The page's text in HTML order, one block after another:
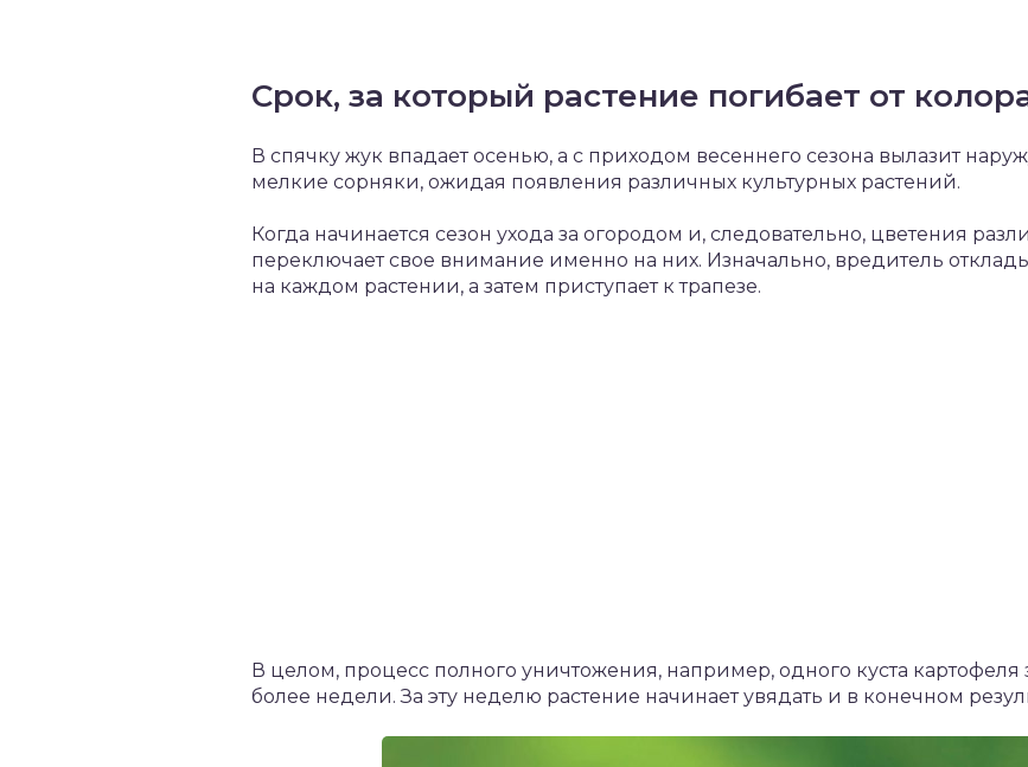
Срок, за который растение погибает от
В спячку жук впадает осенью, а с приходом весеннего сезона вылазит
мелкие сорняки, ожидая появления различных культурных растений.
Когда начинается сезон ухода за огородом и, следовательно, цветения
переключает свое внимание именно на них. Изначально, вредитель
на каждом растении, а затем приступает к трапезе.
В целом, процесс полного уничтожения, например, одного куста
более недели. За эту неделю растение начинает увядать и в конечном